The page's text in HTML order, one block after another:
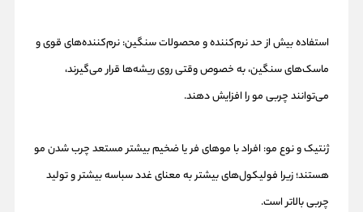
استفاده بیش از حد نرم‌کننده و محصولات سنگین: نرم‌کننده‌های قوی و
ماسک‌های سنگین، به خصوص وقتی روی ریشه‌ها قرار می‌گیرند،
می‌توانند چربی مو را افزایش دهند.
ژنتیک و نوع مو: افراد با موهای فر یا ضخیم بیشتر مستعد چرب شدن مو
هستند؛ زیرا فولیکول‌های بیشتر به معنای غدد سباسه بیشتر و تولید
چربی بالاتر است.